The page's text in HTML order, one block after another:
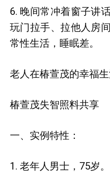
6. 晚间常冲着窗子讲
玩门拉手、拉他人房
常性生活，睡眠差。
老人在椿萱茂的幸福
椿萱茂失智照料共享
一、实例特性：
1. 老年人男士，75岁。